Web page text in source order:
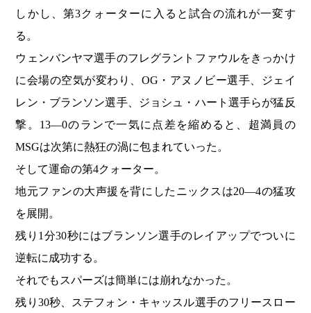
しかし、第3クォーターに入ると試合の流れが一変す
る。
ウェンバンヤマ選手のフレグラントファウルをきっかけ
に会場の空気が変わり、OG・アヌノビー選手、ジェイ
レン・ブランソン選手、ジョシュ・ハート選手らが猛反
撃。13―0のランで一気に点差を縮めると、超満員の
MSGは次第に熱狂の渦に包まれていった。
そして運命の第4クォーター。
地元ファンの大声援を背にしたニックスは20―4の猛攻
を展開。
残り1分30秒にはブランソン選手のレイアップでついに
逆転に成功する。
それでもスパーズは簡単には崩れなかった。
残り30秒、ステフォン・キャッスル選手のフリースロー